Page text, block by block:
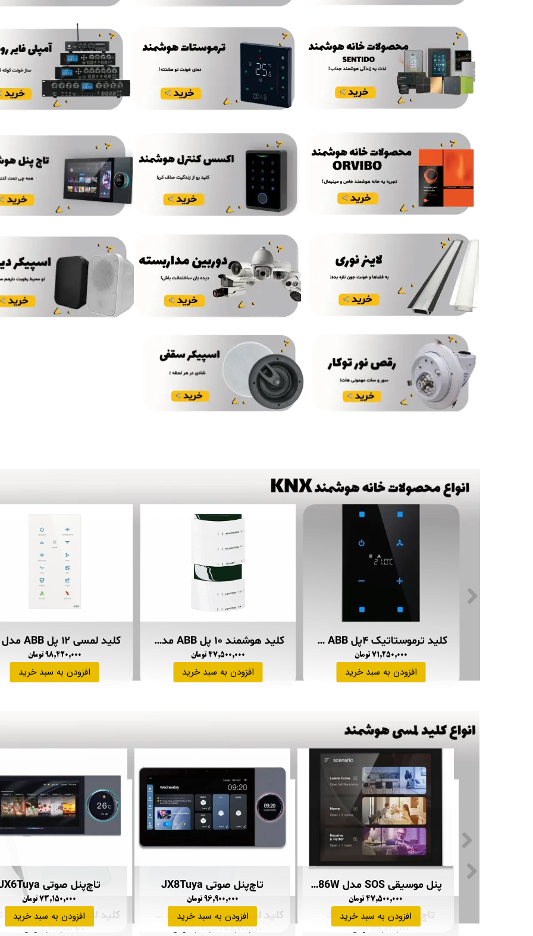
تاچ‌پنل صوتی JX12Tuya
۹۸,۴۲۰,۰۰۰ تومان
افزودن به سبد خرید
کلید هوشمند ۱۰ پل ABB مدل TRITON
۴۷,۵۰۰,۰۰۰ تومان
افزودن به سبد خرید
کلید ترموستاتیک ۴پل ABB مدل TACTEO عمودی
۷۱,۲۵۰,۰۰۰ تومان
افزودن به سبد خرید
تاچ‌پنل صوتی JX6Tuya
۷۳,۱۵۰,۰۰۰ تومان
افزودن به سبد خرید
تاچ‌پنل صوتی JX8Tuya
۹۶,۹۰۰,۰۰۰ تومان
افزودن به سبد خرید
پنل موسیقی SOS مدل JX86W
۴۷,۵۰۰,۰۰۰ تومان
افزودن به سبد خرید